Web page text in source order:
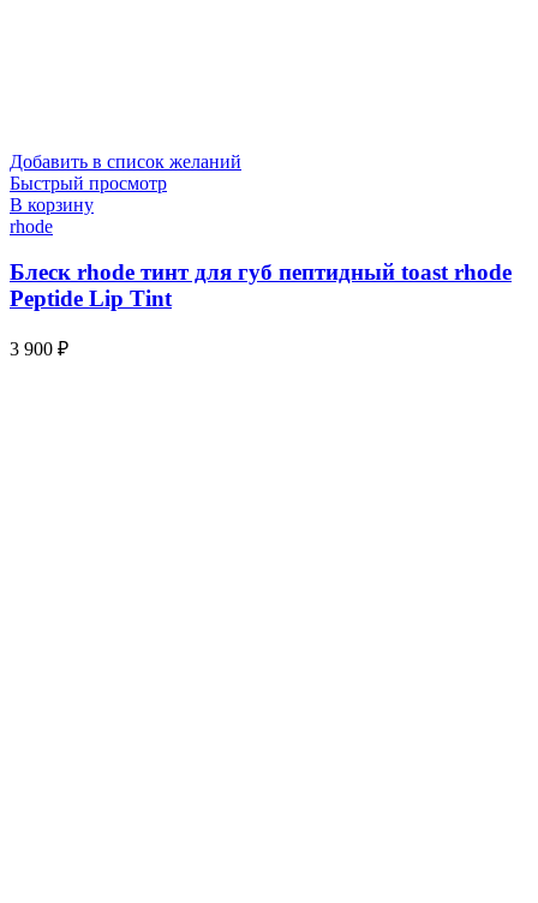
Добавить в список желаний
Быстрый просмотр
В корзину
rhode
Блеск rhode тинт для губ пептидный toast rhode
Peptide Lip Tint
3 900 ₽